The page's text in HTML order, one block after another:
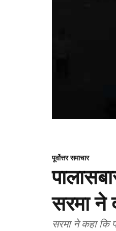
पूर्वोत्तर समाचार
सरमा ने
सरमा ने कहा कि